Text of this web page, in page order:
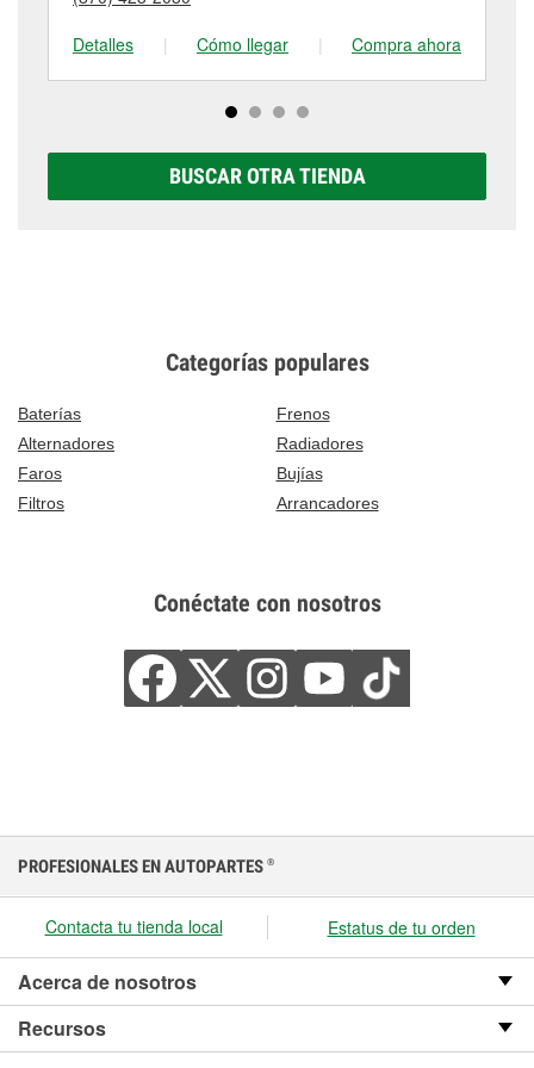
visítanos en 109 East Van Buren, Eureka Springs,
AR.
tienda #4743 para obtener más información.
Detalles
| Cómo llegar | Compra ahora
BUSCAR OTRA TIENDA
Categorías populares
Baterías
Frenos
Alternadores
Radiadores
Faros
Bujías
Filtros
Arrancadores
Conéctate con nosotros
PROFESIONALES EN AUTOPARTES ®
Contacta tu tienda local Estatus de tu orden
Acerca de nosotros
Recursos